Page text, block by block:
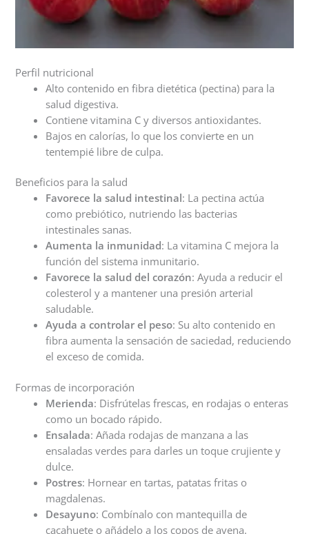
Perfil nutricional
Alto contenido en fibra dietética (pectina) para la
salud digestiva.
Contiene vitamina C y diversos antioxidantes.
Bajos en calorías, lo que los convierte en un
tentempié libre de culpa.
Beneficios para la salud
Favorece la salud intestinal: La pectina actúa
como prebiótico, nutriendo las bacterias
intestinales sanas.
Aumenta la inmunidad: La vitamina C mejora la
función del sistema inmunitario.
Favorece la salud del corazón: Ayuda a reducir el
colesterol y a mantener una presión arterial
saludable.
Ayuda a controlar el peso: Su alto contenido en
fibra aumenta la sensación de saciedad, reduciendo
el exceso de comida.
Formas de incorporación
Merienda: Disfrútelas frescas, en rodajas o enteras
como un bocado rápido.
Ensalada: Añada rodajas de manzana a las
ensaladas verdes para darles un toque crujiente y
dulce.
Postres: Hornear en tartas, patatas fritas o
magdalenas.
Desayuno: Combínalo con mantequilla de
cacahuete o añádelo a los copos de avena.